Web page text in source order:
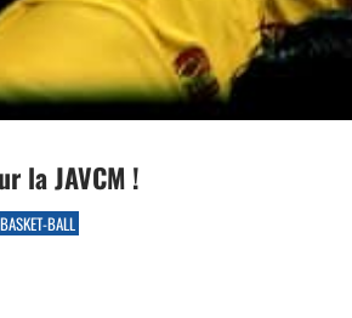
la JAVCM !
BASKET-BALL